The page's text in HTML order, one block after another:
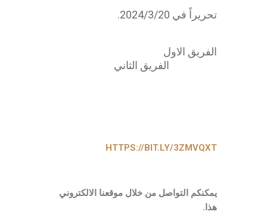
تحريراً في 2024/3/20.
الفريق الاول
الفريق الثاني
HTTPS://BIT.LY/3ZMVQXT
يمكنكم التواصل من خلال موقعنا الالكتروني
هذا.